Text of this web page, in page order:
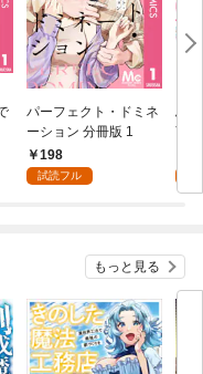
パーフェクト・ドミネ
ーション 分冊版 1
198
試読フル
ふ
言
もっと見る